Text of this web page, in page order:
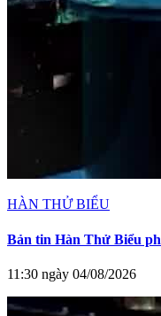
HÀN THỬ BIỂU
Bản tin Hàn Thử Biểu
11:30 ngày 04/08/2026